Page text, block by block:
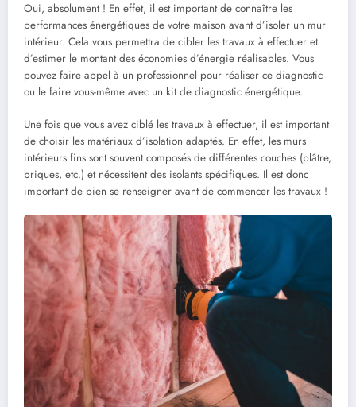
Oui, absolument ! En effet, il est important de connaître les
performances énergétiques de votre maison avant d’isoler un mur
intérieur. Cela vous permettra de cibler les travaux à effectuer et
d’estimer le montant des économies d’énergie réalisables. Vous
pouvez faire appel à un professionnel pour réaliser ce diagnostic
ou le faire vous-même avec un kit de diagnostic énergétique.
Une fois que vous avez ciblé les travaux à effectuer, il est important
de choisir les matériaux d’isolation adaptés. En effet, les murs
intérieurs fins sont souvent composés de différentes couches (plâtre,
briques, etc.) et nécessitent des isolants spécifiques. Il est donc
important de bien se renseigner avant de commencer les travaux !